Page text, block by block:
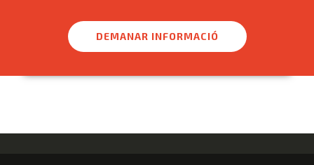
DEMANAR INFORMACIÓ